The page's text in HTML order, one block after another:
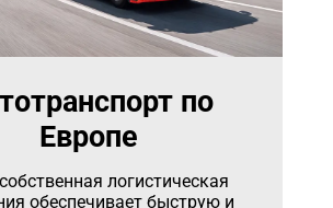
по
Европе
логистическая
обеспечивает быструю и